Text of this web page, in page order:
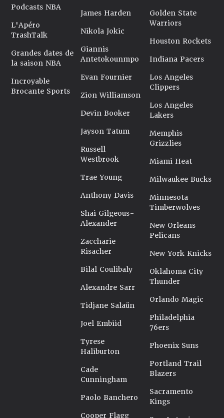
Podcasts NBA
L'Apéro
TrashTalk
Grandes dates de
la saison NBA
Incroyable
Brocante Sports
James Harden
Nikola Jokic
Giannis
Antetokounmpo
Evan Fournier
Zion Williamson
Devin Booker
Jayson Tatum
Russell
Westbrook
Trae Young
Anthony Davis
Shai Gilgeous-
Alexander
Zaccharie
Risacher
Bilal Coulibaly
Alexandre Sarr
Tidjane Salaün
Joel Embiid
Tyrese
Haliburton
Cade
Cunningham
Paolo Banchero
Cooper Flagg
Golden State
Warriors
Houston Rockets
Indiana Pacers
Los Angeles
Clippers
Los Angeles
Lakers
Memphis
Grizzlies
Miami Heat
Milwaukee Bucks
Minnesota
Timberwolves
New Orleans
Pelicans
New York Knicks
Oklahoma City
Thunder
Orlando Magic
Philadelphia
76ers
Phoenix Suns
Portland Trail
Blazers
Sacramento
Kings